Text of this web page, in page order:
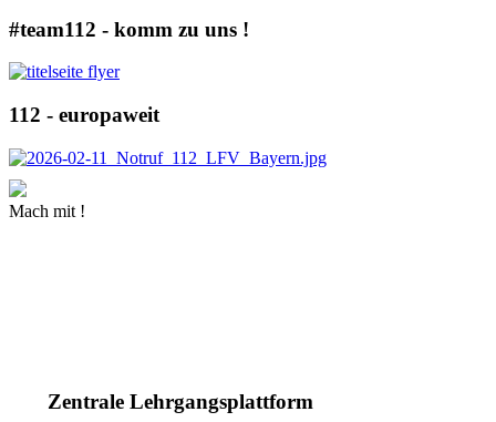
#team112 - komm zu uns !
112 - europaweit
Mach mit !
Zentrale Lehrgangsplattform